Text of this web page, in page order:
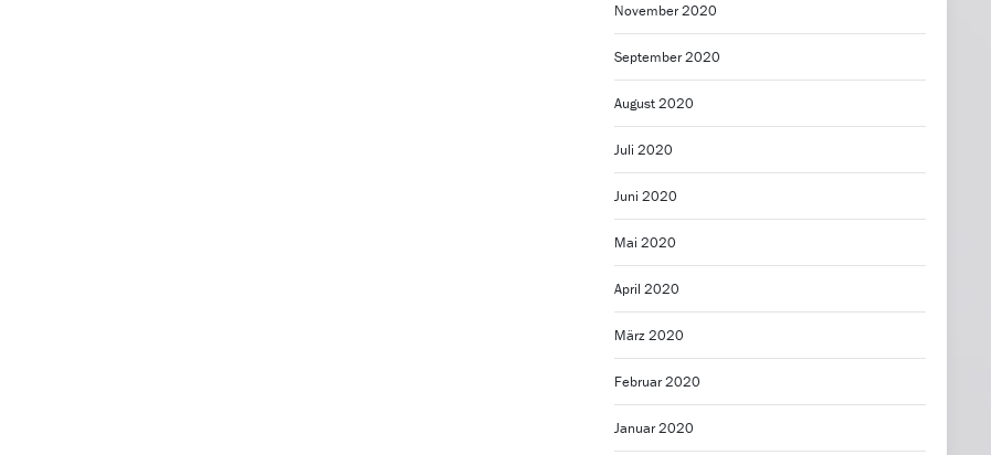
November 2020
September 2020
August 2020
Juli 2020
Juni 2020
Mai 2020
April 2020
März 2020
Februar 2020
Januar 2020